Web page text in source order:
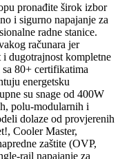
pronađite širok izbor
i sigurno napajanje za
radne stanice.
računara jer
i dugotrajnost kompletne
80+ certifikatima
energetsku
su snage od 400W
polu-modularnih i
dolaze od provjerenih
Cooler Master,
zaštite (OVP,
rail napajanje za